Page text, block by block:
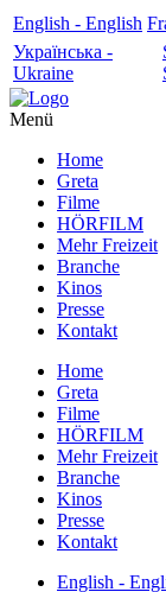
English - English
Українська -
Ukraine
Menü
Home
Greta
Filme
HÖRFILM
Mehr Freizeit
Branche
Kinos
Presse
Kontakt
Home
Greta
Filme
HÖRFILM
Mehr Freizeit
Branche
Kinos
Presse
Kontakt
English -